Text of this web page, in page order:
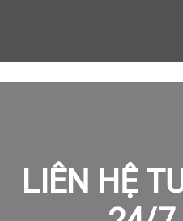
LIÊN HỆ